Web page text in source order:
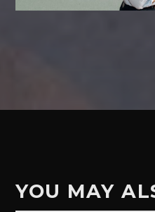
YOU MAY